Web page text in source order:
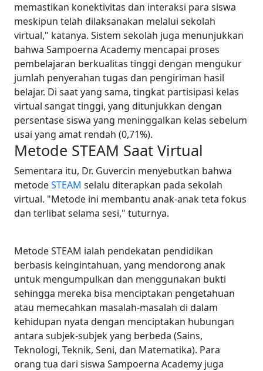
memastikan konektivitas dan interaksi para siswa
meskipun telah dilaksanakan melalui sekolah
virtual," katanya. Sistem sekolah juga menunjukkan
bahwa Sampoerna Academy mencapai proses
pembelajaran berkualitas tinggi dengan mengukur
jumlah penyerahan tugas dan pengiriman hasil
belajar. Di saat yang sama, tingkat partisipasi kelas
virtual sangat tinggi, yang ditunjukkan dengan
persentase siswa yang meninggalkan kelas sebelum
usai yang amat rendah (0,71%).
Metode STEAM Saat Virtual
Sementara itu, Dr. Guvercin menyebutkan bahwa
metodeSTEAM selalu diterapkan pada sekolah
virtual. "Metode ini membantu anak-anak teta fokus
dan terlibat selama sesi," tuturnya.
Metode STEAM ialah pendekatan pendidikan
berbasis keingintahuan, yang mendorong anak
untuk mengumpulkan dan menggunakan bukti
sehingga mereka bisa menciptakan pengetahuan
atau memecahkan masalah-masalah di dalam
kehidupan nyata dengan menciptakan hubungan
antara subjek-subjek yang berbeda (Sains,
Teknologi, Teknik, Seni, dan Matematika). Para
orang tua dari siswa Sampoerna Academy juga